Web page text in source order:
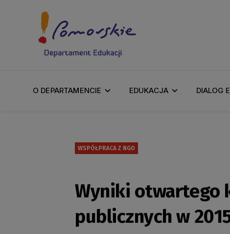
O DEPARTAMENCIE EDUKACJA DIALOG
WSPÓŁPRACA Z NGO
Wyniki otwartego
publicznych w